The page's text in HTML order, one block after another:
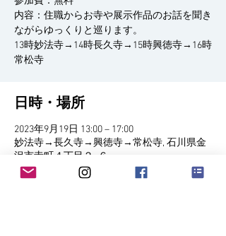
内容：住職からお寺や展示作品のお話を聞き
ながらゆっくりと巡ります。
13時妙法寺→14時長久寺→15時興徳寺→16時
日時・場所
2023年9月19日 13:00 – 17:00
妙法寺→長久寺→興徳寺→常松寺, 石川県金
沢市寺町４丁目２−６